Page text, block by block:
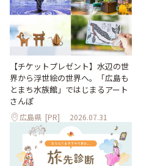
【チケットプレゼント】水辺の世
界から浮世絵の世界へ。「広島も
とまち水族館」ではじまるアート
さんぽ
広島県 [PR] 2026.07.31